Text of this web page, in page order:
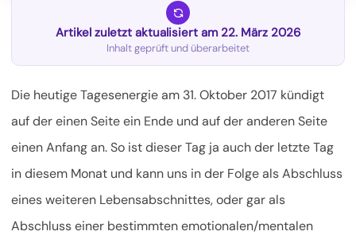
Artikel zuletzt aktualisiert am 22. März 2026
Inhalt geprüft und überarbeitet
Die heutige Tagesenergie am 31. Oktober 2017 kündigt
auf der einen Seite ein Ende und auf der anderen Seite
einen Anfang an. So ist dieser Tag ja auch der letzte Tag
in diesem Monat und kann uns in der Folge als Abschluss
eines weiteren Lebensabschnittes, oder gar als
Abschluss einer bestimmten emotionalen/mentalen